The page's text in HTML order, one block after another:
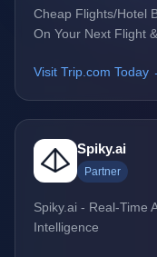
Cheap Flights/Hotel
On Your Next Flight
Visit Trip.com Today
Spiky.ai
Partner
Spiky.ai - Real-Time
Intelligence